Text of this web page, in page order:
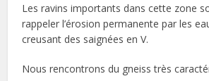
Les ravins importants dans cette zone
rappeler l’érosion permanente par les
creusant des saignées en V.
Nous rencontrons du gneiss très